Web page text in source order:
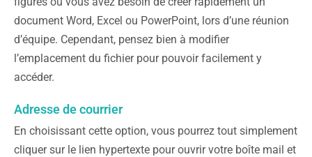
document Word, Excel ou PowerPoint, lors d’une réunion
d’équipe. Cependant, pensez bien à modifier
l’emplacement du fichier pour pouvoir facilement y
accéder.
Adresse de courrier
En choisissant cette option, vous pourrez tout simplement
cliquer sur le lien hypertexte pour ouvrir votre boîte mail et